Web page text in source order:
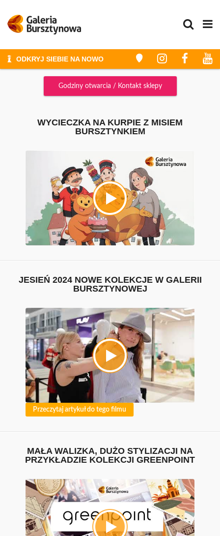
ODKRYJ SIEBIE NA NOWO
STYLIZACJE I METAMORFOZY
ZAKUPY ZE STYLISTKĄZAKUPY
PROMOCJE
KONKURSY
GODZINY OTWARCIA
PLAN GALERII
KONTAKT
Godziny otwarcia / Kontakt sklepy
WYCIECZKA NA KURPIE Z MISIEM
BURSZTYNKIEM
JESIEŃ 2024 NOWE KOLEKCJE W GALERII
BURSZTYNOWEJ
Przeczytaj artykuł do tego filmu
MAŁA WALIZKA, DUŻO STYLIZACJI NA
PRZYKŁADZIE KOLEKCJI GREENPOINT